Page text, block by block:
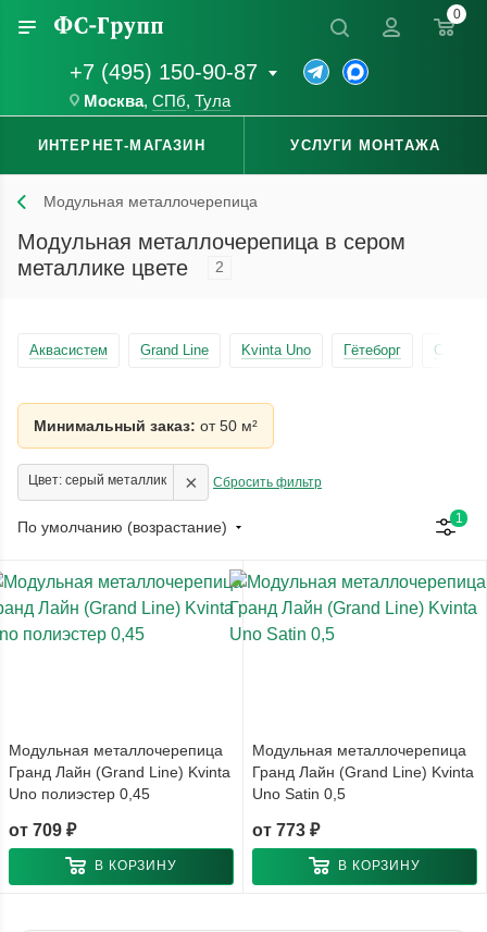
+7 (495) 150-90-87
Москва, СПб, Тула
0
ИНТЕРНЕТ-МАГАЗИН УСЛУГИ МОНТАЖА
Модульная металлочерепица
Модульная металлочерепица в сером
металлике цвете
2
Аквасистем Grand Line Kvinta Uno Гётеборг
Минимальный заказ: от 50 м²
Цвет: серый металлик × Сбросить фильтр
По умолчанию (возрастание) 1
Модульная металлочерепица
Гранд Лайн (Grand Line) Kvinta
Uno полиэстер 0,45
от 709 ₽
В КОРЗИНУ
Модульная металлочерепица
Гранд Лайн (Grand Line) Kvinta
Uno Satin 0,5
от 773 ₽
В КОРЗИНУ